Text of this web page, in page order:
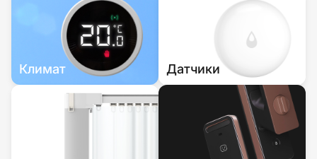
Климат Датчики